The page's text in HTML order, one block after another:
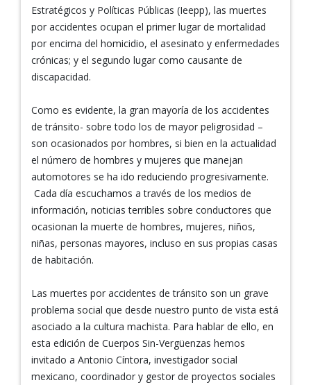
Estratégicos y Políticas Públicas (Ieepp), las muertes
por accidentes ocupan el primer lugar de mortalidad
por encima del homicidio, el asesinato y enfermedades
crónicas; y el segundo lugar como causante de
discapacidad.
Como es evidente, la gran mayoría de los accidentes
de tránsito- sobre todo los de mayor peligrosidad –
son ocasionados por hombres, si bien en la actualidad
el número de hombres y mujeres que manejan
automotores se ha ido reduciendo progresivamente.
Cada día escuchamos a través de los medios de
información, noticias terribles sobre conductores que
ocasionan la muerte de hombres, mujeres, niños,
niñas, personas mayores, incluso en sus propias casas
de habitación.
Las muertes por accidentes de tránsito son un grave
problema social que desde nuestro punto de vista está
asociado a la cultura machista. Para hablar de ello, en
esta edición de Cuerpos Sin-Vergüenzas hemos
invitado a Antonio Cíntora, investigador social
mexicano, coordinador y gestor de proyectos sociales